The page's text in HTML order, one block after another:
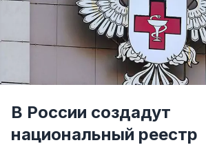
В России создадут
национальный реестр